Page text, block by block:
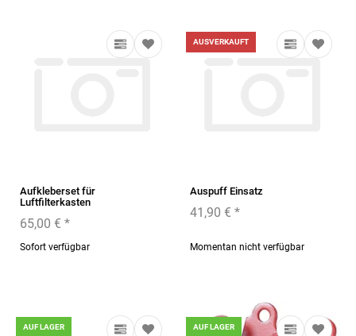
Aufkleberset für
Luftfilterkasten
65,00 € *
Sofort verfügbar
AUSVERKAUFT
Auspuff Einsatz
41,90 € *
Momentan nicht verfügbar
AUF LAGER AUF LAGER